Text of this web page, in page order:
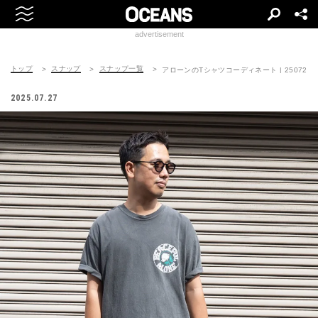
advertisement
トップ スナップ スナップ一覧 アローンのTシャツコーディネート | 250727-
2025.07.27